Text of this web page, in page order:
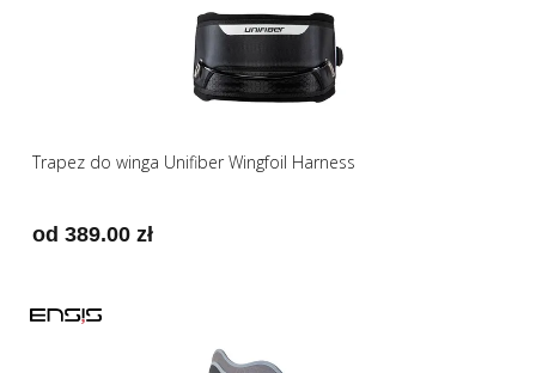
Trapez do winga Unifiber Wingfoil Harness
od 389.00 zł